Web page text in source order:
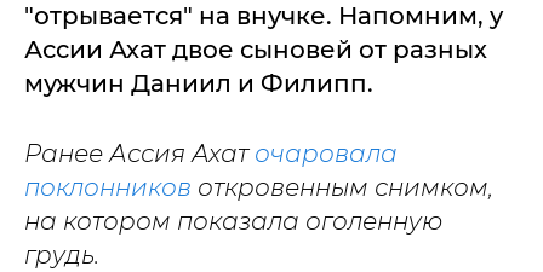
"отрывается" на внучке. Напомним, у
Ассии Ахат двое сыновей от разных
мужчин Даниил и Филипп.
Ранее Ассия Ахат очаровала
поклонников откровенным снимком,
на котором показала оголенную
грудь.